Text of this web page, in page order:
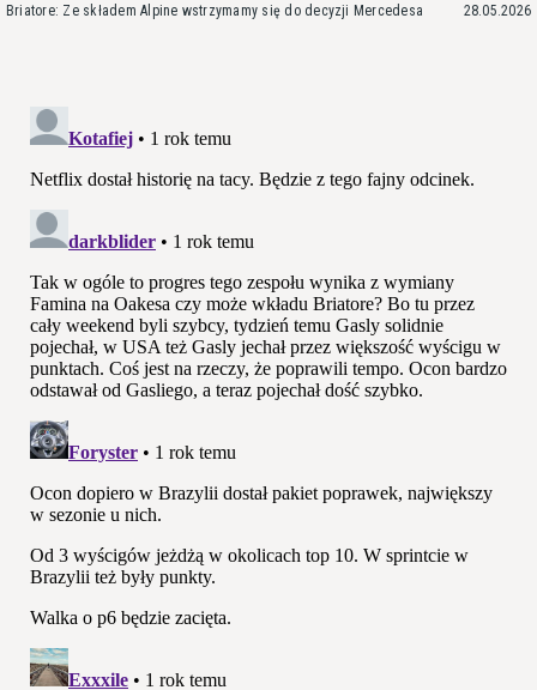
Briatore: Ze składem Alpine wstrzymamy się do decyzji Mercedesa 28.05.2026